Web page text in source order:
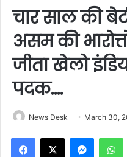
चार साल की
असम की
जीता खेलो
पदक….
News Desk March 30,
Facebook
X